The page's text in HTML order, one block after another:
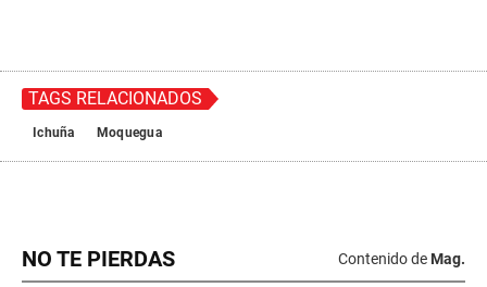
TAGS RELACIONADOS
Ichuña Moquegua
NO TE PIERDAS Contenido de Mag.